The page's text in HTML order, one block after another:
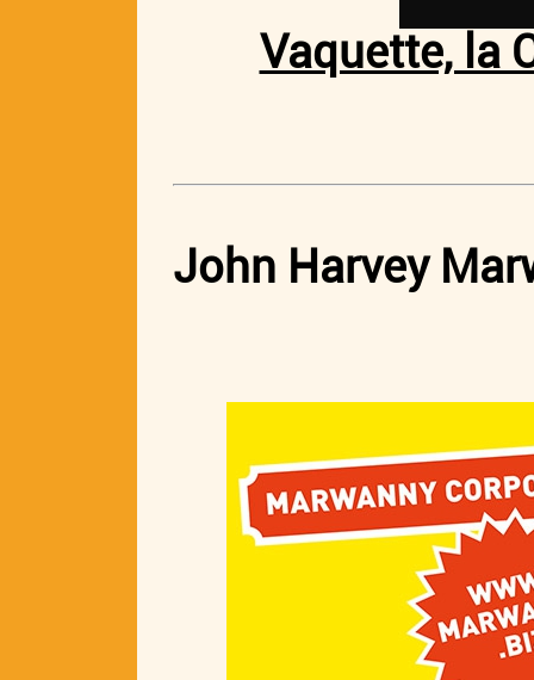
Vaquette, la
John Harvey